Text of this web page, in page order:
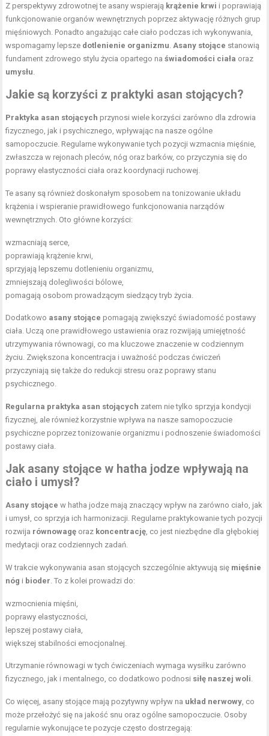
Z perspektywy zdrowotnej te asany wspierają krążenie krwi i poprawiają
funkcjonowanie organów wewnętrznych poprzez aktywację różnych grup
mięśniowych. Ponadto angażując całe ciało podczas ich wykonywania,
wspomagamy lepsze dotlenienie organizmu Asany stojące stanowią
fundament zdrowego stylu życia opartego naświadomości ciała oraz
umysłu
Jakie są korzyści z praktyki asan stojących?
Praktyka asan stojących przynosi wiele korzyści zarówno dla zdrowia
fizycznego, jak i psychicznego, wpływając na nasze ogólne
samopoczucie. Regularne wykonywanie tych pozycji wzmacnia mięśnie,
zwłaszcza w rejonach pleców, nóg oraz barków, co przyczynia się do
poprawy elastyczności ciała oraz koordynacji ruchowej.
Te asany są również doskonałym sposobem na tonizowanie układu
krążenia i wspieranie prawidłowego funkcjonowania narządów
wewnętrznych. Oto główne korzyści:
wzmacniają serce,
poprawiają krążenie krwi,
sprzyjają lepszemu dotlenieniu organizmu,
zmniejszają dolegliwości bólowe,
pomagają osobom prowadzącym siedzący tryb życia.
Dodatkowo asany stojące pomagają zwiększyć świadomość postawy
ciała. Uczą one prawidłowego ustawienia oraz rozwijają umiejętność
utrzymywania równowagi, co ma kluczowe znaczenie w codziennym
życiu. Zwiększona koncentracja i uważność podczas ćwiczeń
przyczyniają się także do redukcji stresu oraz poprawy stanu
psychicznego.
Regularna praktyka asan stojących zatem nie tylko sprzyja kondycji
fizycznej, ale również korzystnie wpływa na nasze samopoczucie
psychiczne poprzez tonizowanie organizmu i podnoszenie świadomości
postawy ciała.
Jak asany stojące w hatha jodze wpływają na
ciało i umysł?
Asany stojące w hatha jodze mają znaczący wpływ na zarówno ciało, jak
i umysł, co sprzyja ich harmonizacji. Regularne praktykowanie tych pozycji
rozwija równowagę oraz koncentrację , co jest niezbędne dla głębokiej
medytacji oraz codziennych zadań.
W trakcie wykonywania asan stojących szczególnie aktywują się mięśnie
nóg i bioder . To z kolei prowadzi do:
wzmocnienia mięśni,
poprawy elastyczności,
lepszej postawy ciała,
większej stabilności emocjonalnej.
Utrzymanie równowagi w tych ćwiczeniach wymaga wysiłku zarówno
fizycznego, jak i mentalnego, co dodatkowo podnosi siłę naszej woli
Co więcej, asany stojące mają pozytywny wpływ na układ nerwowy , co
może przełożyć się na jakość snu oraz ogólne samopoczucie. Osoby
regularnie wykonujące te pozycje często dostrzegają: